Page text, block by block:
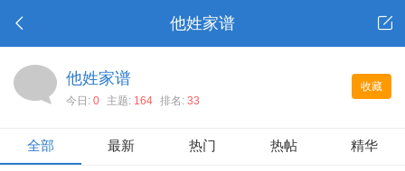
他姓家谱
收藏
他姓家谱
今日: 0 主题: 164 排名: 33
全部 最新 热门 热帖 精华